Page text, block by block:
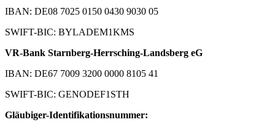
IBAN: DE08 7025 0150 0430 9030 05
SWIFT-BIC: BYLADEM1KMS
VR-Bank Starnberg-Herrsching-Landsberg eG
IBAN: DE67 7009 3200 0000 8105 41
SWIFT-BIC: GENODEF1STH
Gläubiger-Identifikationsnummer: